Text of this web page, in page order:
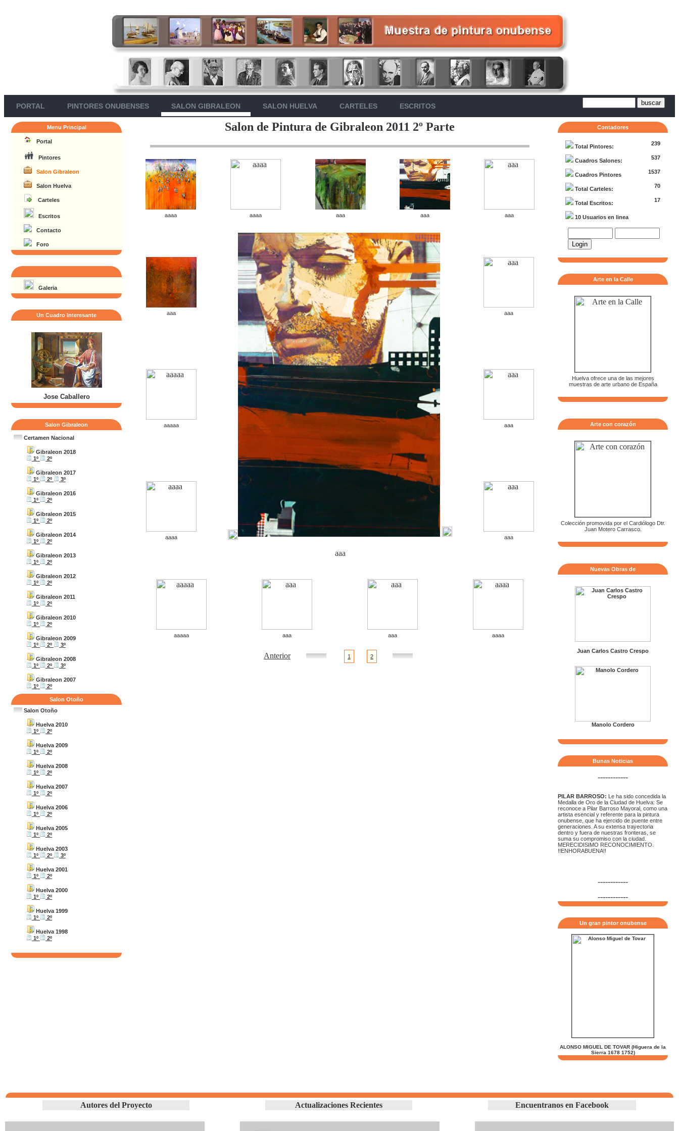
PORTAL PINTORES ONUBENSES SALON GIBRALEON SALON HUELVA CARTELES ESCRITOS
Menu Principal
Portal
Pintores
Salon Gibraleon
Salon Huelva
Carteles
Escritos
Contacto
Foro
Galeria
Un Cuadro Interesante
Jose Caballero
Salon Gibraleon
Certamen Nacional
Gibraleon 2018
1º
2º
Gibraleon 2017
1º
2º 3º
Gibraleon 2016
1º
2º
Gibraleon 2015
1º
2º
Gibraleon 2014
1º
2º
Gibraleon 2013
1º
2º
Gibraleon 2012
1º
2º
Gibraleon 2011
1º
2º
Gibraleon 2010
1º
2º
Gibraleon 2009
1º
2º 3º
Gibraleon 2008
1º
2º 3º
Gibraleon 2007
1º
2º
Salon Otoño
Salon Otoño
Huelva 2010
1º
2º
Huelva 2009
1º
2º
Huelva 2008
1º
2º
Huelva 2007
1º
2º
Huelva 2006
1º
2º
Huelva 2005
1º
2º
Huelva 2003
1º
2º 3º
Huelva 2001
1º
2º
Huelva 2000
1º
2º
Huelva 1999
1º
2º
Huelva 1998
1º
2º
Salon de Pintura de Gibraleon 2011 2º Parte
aaaa aaaa aaa aaa aaa
aaa
aaa
aaa
aaaaa aaa
aaaa aaa
aaaaa aaa aaa aaaa
Anterior 1 2
Contadores
Total Pintores: 239
Cuadros Salones: 537
Cuadros Pintores 1537
Total Carteles: 70
Total Escritos: 17
10 Usuarios en linea
Arte en la Calle
Huelva ofrece una de las mejores
muestras de arte urbano de España
Arte con corazón
Colección promovida por el Cardiólogo Dtr.
Juan Motero Carrasco.
Nuevas Obras de
Juan Carlos Castro Crespo
Manolo Cordero
Bunas Noticias
------------
PILAR BARROSO: Le ha sido concedida la
Medalla de Oro de la Ciudad de Huelva: Se
reconoce a Pilar Barroso Mayoral, como una
artista esencial y referente para la pintura
onubense, que ha ejercido de puente entre
generaciones. A su extensa trayectoria
dentro y fuera de nuestras fronteras, se
suma su compromiso con la ciudad.
MERECIDISIMO RECONOCIMIENTO.
!!ENHORABUENA!!
------------
------------
Un gran pintor onubense
ALONSO MIGUEL DE TOVAR (Higuera de la
Sierra 1678 1752)
Autores del Proyecto Actualizaciones Recientes Encuentranos en Facebook